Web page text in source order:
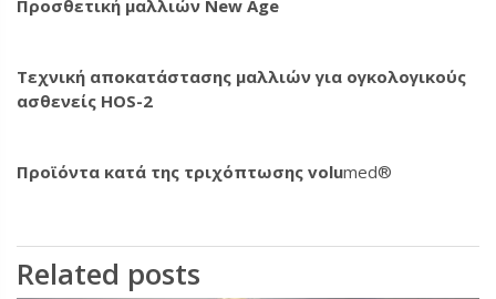
Προσθετική μαλλιών New Age
Τεχνική αποκατάστασης μαλλιών για ογκολογικούς
ασθενείς HOS-2
Προϊόντα κατά της τριχόπτωσης volumed®
Related posts